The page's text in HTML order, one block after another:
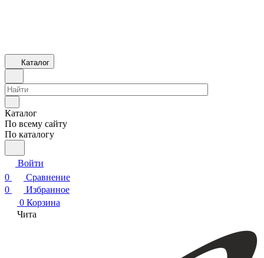
Каталог
Каталог
По всему сайту
По каталогу
Войти
0
Сравнение
0
Избранное
0 Корзина
Чита